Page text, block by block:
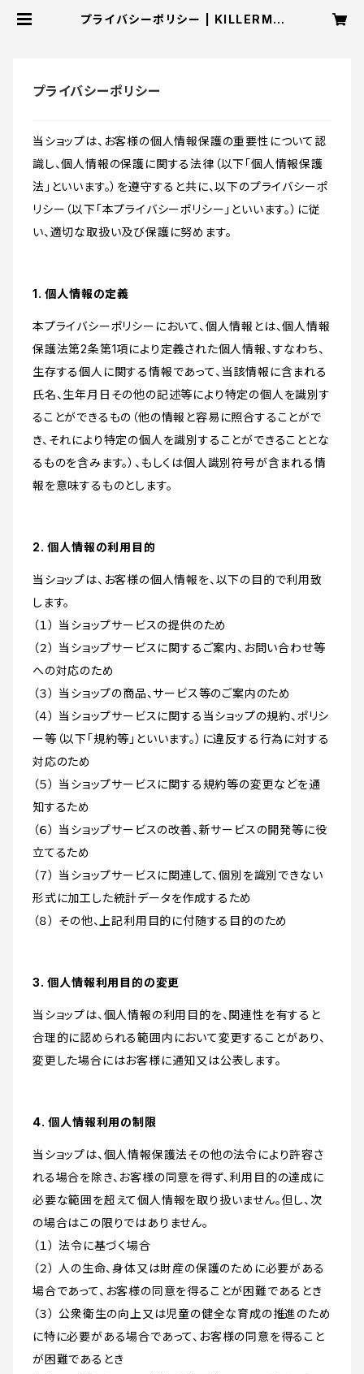
プライバシーポリシー | KILLERMA
プライバシーポリシー
当ショップは、お客様の個人情報保護の重要性について認
識し、個人情報の保護に関する法律（以下「個人情報保護
法」といいます。）を遵守すると共に、以下のプライバシーポ
リシー（以下「本プライバシーポリシー」といいます。）に従
い、適切な取扱い及び保護に努めます。
1. 個人情報の定義
本プライバシーポリシーにおいて、個人情報とは、個人情報
保護法第2条第1項により定義された個人情報、すなわち、
生存する個人に関する情報であって、当該情報に含まれる
氏名、生年月日その他の記述等により特定の個人を識別す
ることができるもの（他の情報と容易に照合することがで
き、それにより特定の個人を識別することができることとな
るものを含みます。）、もしくは個人識別符号が含まれる情
報を意味するものとします。
2. 個人情報の利用目的
当ショップは、お客様の個人情報を、以下の目的で利用致
します。
（１） 当ショップサービスの提供のため
（２） 当ショップサービスに関するご案内、お問い合わせ等
への対応のため
（３） 当ショップの商品、サービス等のご案内のため
（４） 当ショップサービスに関する当ショップの規約、ポリシ
ー等（以下「規約等」といいます。）に違反する行為に対する
対応のため
（５） 当ショップサービスに関する規約等の変更などを通
知するため
（６） 当ショップサービスの改善、新サービスの開発等に役
立てるため
（７） 当ショップサービスに関連して、個別を識別できない
形式に加工した統計データを作成するため
（８） その他、上記利用目的に付随する目的のため
3. 個人情報利用目的の変更
当ショップは、個人情報の利用目的を、関連性を有すると
合理的に認められる範囲内において変更することがあり、
変更した場合にはお客様に通知又は公表します。
4. 個人情報利用の制限
当ショップは、個人情報保護法その他の法令により許容さ
れる場合を除き、お客様の同意を得ず、利用目的の達成に
必要な範囲を超えて個人情報を取り扱いません。但し、次
の場合はこの限りではありません。
（１） 法令に基づく場合
（２） 人の生命、身体又は財産の保護のために必要がある
場合であって、お客様の同意を得ることが困難であるとき
（３） 公衆衛生の向上又は児童の健全な育成の推進のため
に特に必要がある場合であって、お客様の同意を得ること
が困難であるとき